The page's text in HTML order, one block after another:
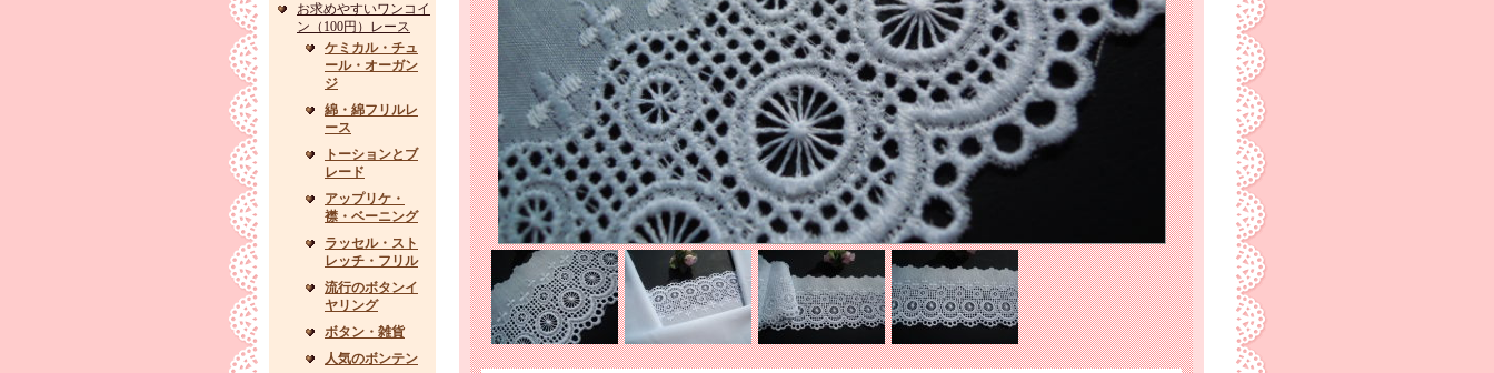
お求めやすいワンコイ
ン（100円）レース
ケミカル・チュ
ール・オーガン
ジ
綿・綿フリルレ
ース
トーションとブ
レード
アップリケ・
襟・ベーニング
ラッセル・スト
レッチ・フリル
流行のボタンイ
ヤリング
ボタン・雑貨
人気のボンテン